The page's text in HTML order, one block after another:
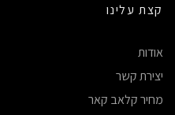
קצת עלינו
אודות
יצירת קשר
מחיר קלאב קאר